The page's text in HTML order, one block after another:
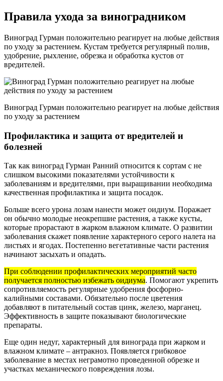
Правила ухода за виноградником
Виноград Гурман положительно реагирует на любые действия
по уходу за растением. Кустам требуется регулярный полив,
удобрение, рыхление, обрезка и обработка кустов от
вредителей.
Виноград Гурман положительно реагирует на любые действия
по уходу за растением
Профилактика и защита от вредителей и
болезней
Так как виноград Гурман Ранний относится к сортам с не
слишком высокими показателями устойчивости к
заболеваниям и вредителями, при выращивании необходима
качественная профилактика и защита посадок.
Больше всего урона лозам нанести может оидиум. Поражает
он обычно молодые неокрепшие растения, а также кусты,
которые прорастают в жарком влажном климате. О развитии
заболевания скажет появление характерного серого налета на
листьях и ягодах. Постепенно вегетативные части растения
начинают засыхать и опадать.
При соблюдении профилактических мероприятий часто
получается полностью избежать оидиума. Помогают укрепить
сопротивляемость регулярные удобрения фосфорно-
калийными составами. Обязательно после цветения
добавляют в питательный состав цинк, железо, марганец.
Эффективность в защите показывают биологические
препараты.
Еще один недуг, характерный для винограда при жарком и
влажном климате – антракноз. Появляется грибковое
заболевание в местах неграмотно проведенной обрезке и
участках механического повреждения лозы.